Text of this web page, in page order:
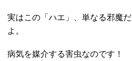
実はこの「ハエ」、単なる邪魔
よ。
病気を媒介する害虫なのです！